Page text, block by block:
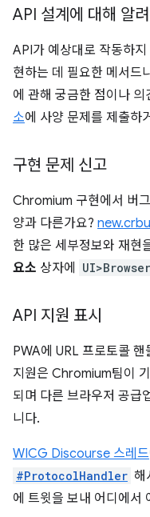
API 설계에 대해 알
API가 예상대로 작동하
현하는 데 필요한 메서드
에 관해 궁금한 점이나
소에 사양 문제를 제출하
구현 문제 신고
Chromium 구현에서 버
양과 다른가요?
한 많은 세부정보와 재현
요소 상자에
API 지원 표시
PWA에 URL 프로토콜
지원은 Chromium팀이
되며 다른 브라우저 공급
니다.
WICG Discourse 스레드
#ProtocolHandler 해
에 트윗을 보내 어디에서